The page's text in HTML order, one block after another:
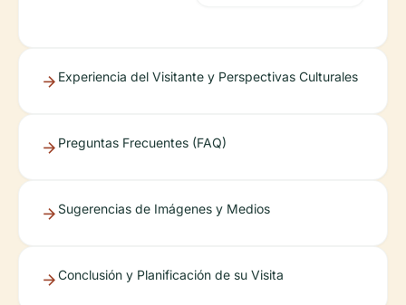
Experiencia del Visitante y Perspectivas Culturales
Preguntas Frecuentes (FAQ)
Sugerencias de Imágenes y Medios
Conclusión y Planificación de su Visita